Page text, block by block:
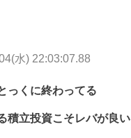
水) 22:03:07.88
っくに終わってる
積立投資こそレバが良い